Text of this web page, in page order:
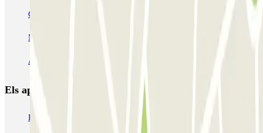
Campanile - Place Vauban Zenpark
Mon Voiturier Lillois - Gares Europe et Flandres Lille
AEROPARK PREMIUM - Gares de Lille - Service voiturier
Els aparcaments més reservats
Pàrquing a Barcelona